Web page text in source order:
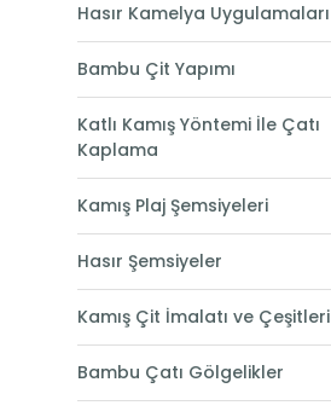
Hasır Kamelya Uygulamaları
Bambu Çit Yapımı
Katlı Kamış Yöntemi İle Çatı
Kaplama
Kamış Plaj Şemsiyeleri
Hasır Şemsiyeler
Kamış Çit İmalatı ve Çeşitleri
Bambu Çatı Gölgelikler